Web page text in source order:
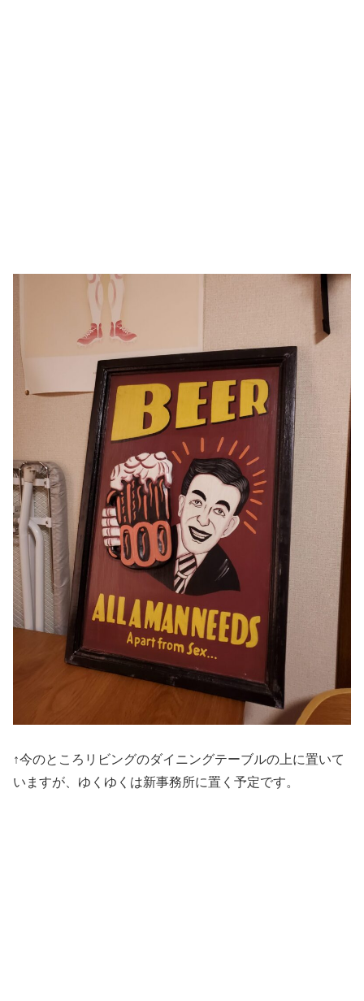
↑今のところリビングのダイニングテーブルの上に置いて
いますが、ゆくゆくは新事務所に置く予定です。